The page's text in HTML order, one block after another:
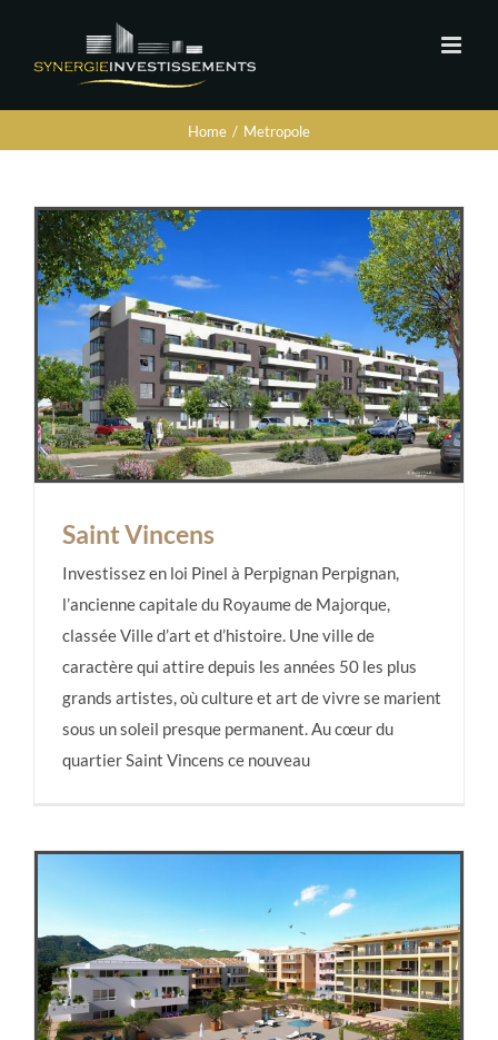
Home / Metropole
Saint Vincens
Saint Vincens
Investissez en loi Pinel à Perpignan Perpignan,
l’ancienne capitale du Royaume de Majorque,
classée Ville d’art et d’histoire. Une ville de
caractère qui attire depuis les années 50 les plus
grands artistes, où culture et art de vivre se marient
sous un soleil presque permanent. Au cœur du
quartier Saint Vincens ce nouveau